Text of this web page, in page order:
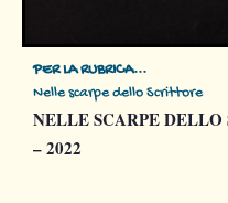
PER LA RUBRICA...
Nelle scarpe dello Scrittore
NELLE SCARPE
– 2022